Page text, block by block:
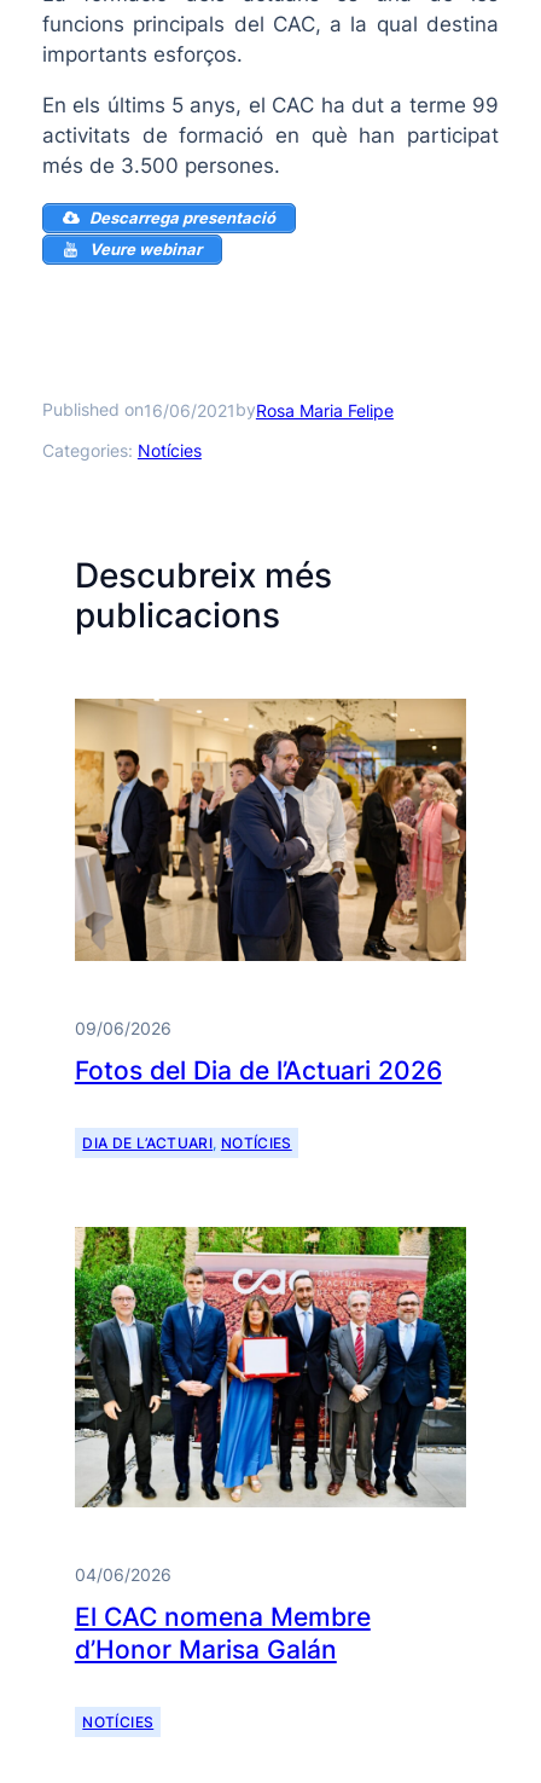
funcions principals del CAC, a la qual destina
importants esforços.
En els últims 5 anys, el CAC ha dut a terme 99
activitats de formació en què han participat
més de 3.500 persones.
Descarrega presentació
Veure webinar
Published on16/06/2021byRosa Maria Felipe
Categories: Notícies
Descubreix més
publicacions
09/06/2026
Fotos del Dia de l’Actuari 2026
DIA DE L’ACTUARI, NOTÍCIES
04/06/2026
El CAC nomena Membre
d’Honor Marisa Galán
NOTÍCIES